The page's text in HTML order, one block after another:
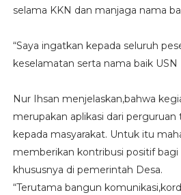
selama KKN dan manjaga nama
“Saya ingatkan kepada seluruh
keselamatan serta nama baik USN
Nur Ihsan menjelaskan,bahwa
merupakan aplikasi dari
kepada masyarakat. Untuk itu
memberikan kontribusi positif
khususnya di pemerintah Desa.
“Terutama bangun